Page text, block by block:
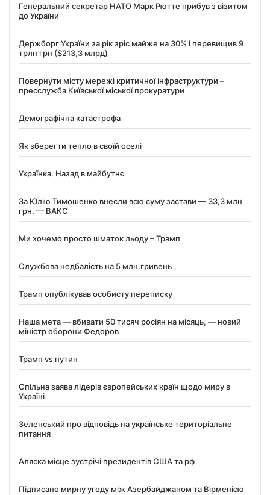
Генеральний секретар НАТО Марк Рютте прибув з візитом
до України
Держборг України за рік зріс майже на 30% і перевищив 9
трлн грн ($213,3 млрд)
Повернути місту мережі критичної інфраструктури –
пресслужба Київської міської прокуратури
Демографічна катастрофа
Як зберегти тепло в своїй оселі
Українка. Назад в майбутнє
За Юлію Тимошенко внесли всю суму застави — 33,3 млн
грн, — ВАКС
Ми хочемо просто шматок льоду – Трамп
Службова недбалість на 5 млн.гривень
Трамп опублікував особисту переписку
Наша мета — вбивати 50 тисяч росіян на місяць, — новий
міністр оборони Федоров
Трамп vs путин
Спільна заява лідерів європейських країн щодо миру в
Україні
Зеленський про відповідь на українське територіальне
питання
Аляска місце зустрічі президентів США та рф
Підписано мирну угоду між Азербайджаном та Вірменією